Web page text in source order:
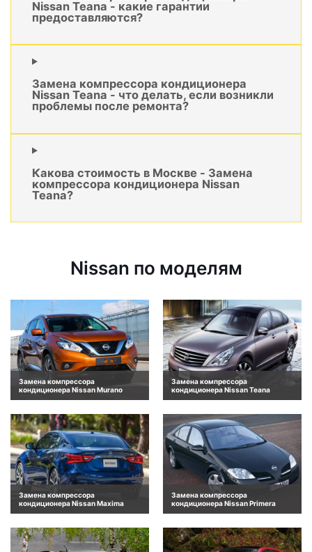
Nissan Teana - какие гарантии
предоставляются?
Замена компрессора кондиционера
Nissan Teana - что делать, если возникли
проблемы после ремонта?
Какова стоимость в Москве - Замена
компрессора кондиционера Nissan
Teana?
Nissan по моделям
Замена компрессора
кондиционера Nissan Murano
Замена компрессора
кондиционера Nissan Teana
Замена компрессора
кондиционера Nissan Maxima
Замена компрессора
кондиционера Nissan Primera